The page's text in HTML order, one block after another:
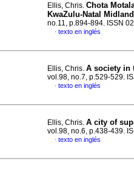
Ellis, Chris. Chota
KwaZulu-Natal
no.11, p.894-894. ISSN
· texto en inglés
Ellis, Chris. A society in
vol.98, no.7, p.529-529.
· texto en inglés
Ellis, Chris. A city of
vol.98, no.6, p.438-439.
· texto en inglés